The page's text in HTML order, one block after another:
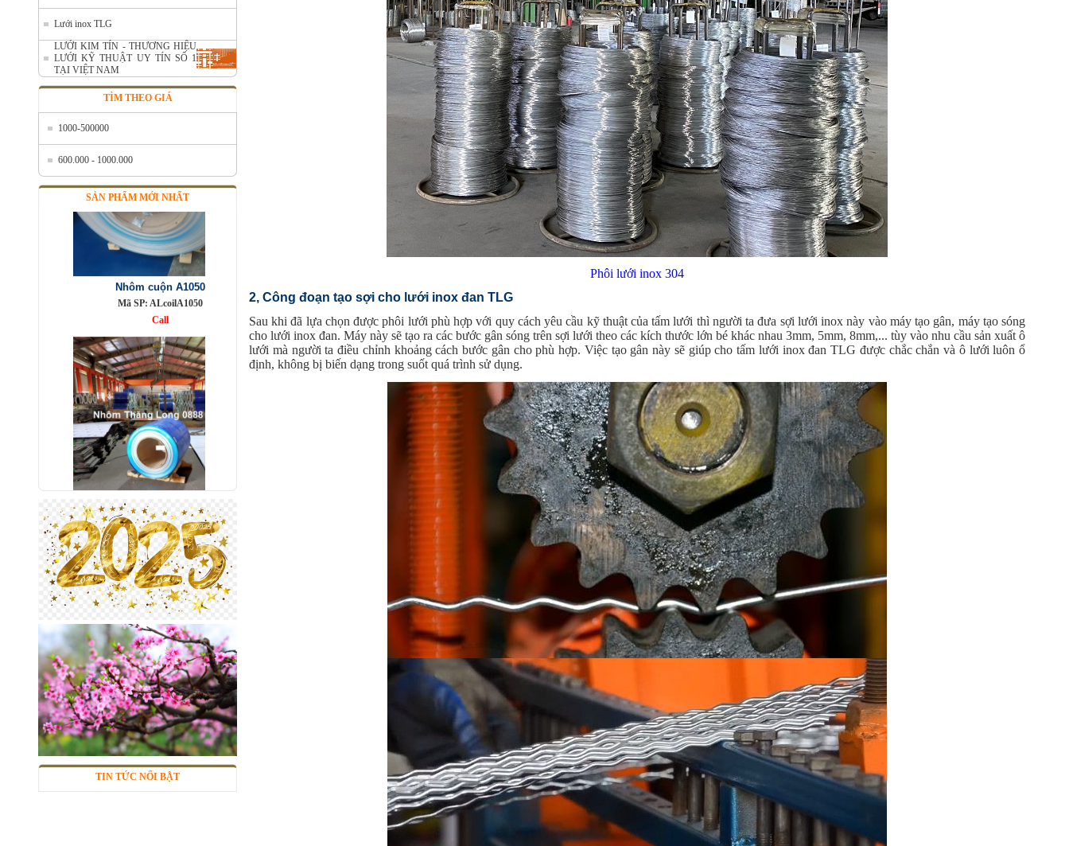
Lưới inox TLG
LƯỚI KIM TÍN - THƯƠNG HIỆU
LƯỚI KỸ THUẬT UY TÍN SỐ 1
TẠI VIỆT NAM
TÌM THEO GIÁ
1000-500000
600.000 - 1000.000
SẢN PHẨM MỚI NHẤT
Mã SP: AcuonceYC
Nhôm cuộn A1050
Mã SP: ALcoilA1050
Call
Nhôm bảo ôn cuộn mỏng A1050
Call
Lưới inox 304
Mã SP: LIox304data12
TIN TỨC NỔI BẬT
Phôi lưới inox 304
2, Công đoạn tạo sợi cho lưới inox đan TLG
Sau khi đã lựa chọn được phôi lưới phù hợp với quy cách yêu cầu kỹ thuật của tấm lưới thì người ta đưa sợi lưới inox này vào máy tạo gân, máy tạo sóng
cho lưới inox đan. Máy này sẽ tạo ra các bước gân sóng trên sợi lưới theo các kích thước lớn bé khác nhau 3mm, 5mm, 8mm,... tùy vào nhu cầu sản xuất ô
lưới mà người ta điều chỉnh khoảng cách bước gân cho phù hợp. Việc tạo gân này sẽ giúp cho tấm lưới inox đan TLG được chắc chắn và ô lưới luôn ổ
định, không bị biến dạng trong suốt quá trình sử dụng.